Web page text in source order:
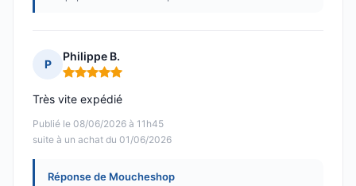
P
Philippe B.
Note : 5 sur 5
Publié le 08/06/2026 à 11h45
suite à un achat du 01/06/2026
Très vite expédié
Réponse de Moucheshop